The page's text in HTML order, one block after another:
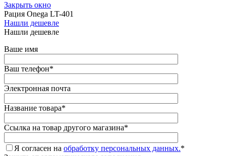
Закрыть окно
Рация Onega LT-401
Нашли дешевле
Нашли дешевле
Ваше имя
Ваш телефон*
Электронная почта
Название товара*
Ссылка на товар другого магазина*
Я согласен на обработку персональных данных.*